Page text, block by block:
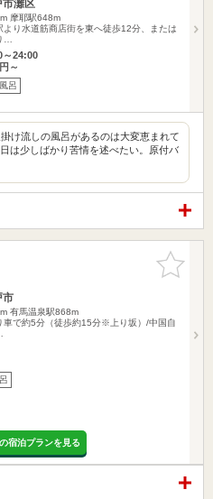
灘区
摩耶駅648m
より水道筋商店街を東へ徒歩12分、または
…
～24:00
～
呂
け流しの風呂があるのは大変恵まれて
は少しばかり苦情を述べたい。原付バ
お気に入
りに追加
市
有馬温泉駅868m
車で約5分（徒歩約15分※上り坂）/中国自
宿泊プランを見る